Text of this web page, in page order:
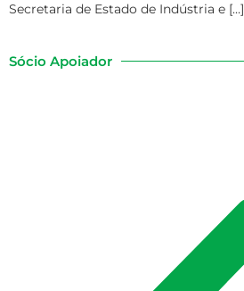
Secretaria de Estado de Indústria e […]
Sócio Apoiador